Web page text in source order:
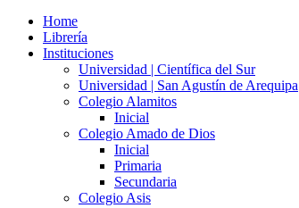
Home
Librería
Instituciones
Universidad | Científica del Sur
Universidad | San Agustín de Arequipa
Colegio Alamitos
Inicial
Colegio Amado de Dios
Inicial
Primaria
Secundaria
Colegio Asis